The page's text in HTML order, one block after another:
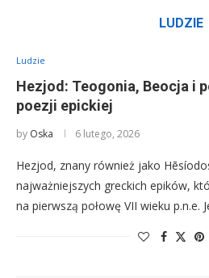
LUDZIE
Ludzie
Hezjod: Teogonia, Beocja i
poezji epickiej
by Oska 6 lutego, 2026
Hezjod, znany również jako
najważniejszych greckich epików,
na pierwszą połowę VII wieku p.n.e.